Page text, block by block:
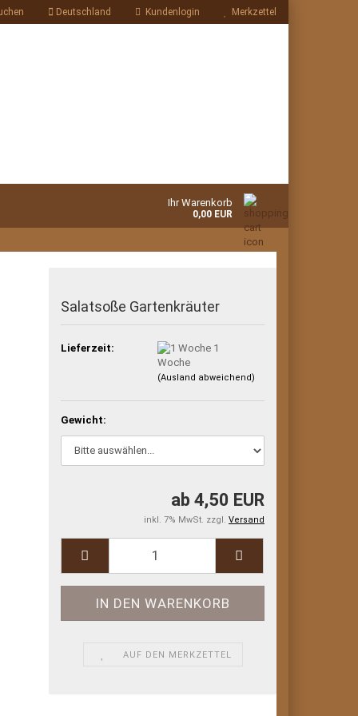
Deutschland Kundenlogin Merkzettel
Ihr Warenkorb
0,00 EUR
Salatsoße Gartenkräuter
Lieferzeit:
1
Woche
(Ausland abweichend)
Gewicht:
ab 4,50 EUR
inkl. 7% MwSt. zzgl. Versand
AUF DEN MERKZETTEL